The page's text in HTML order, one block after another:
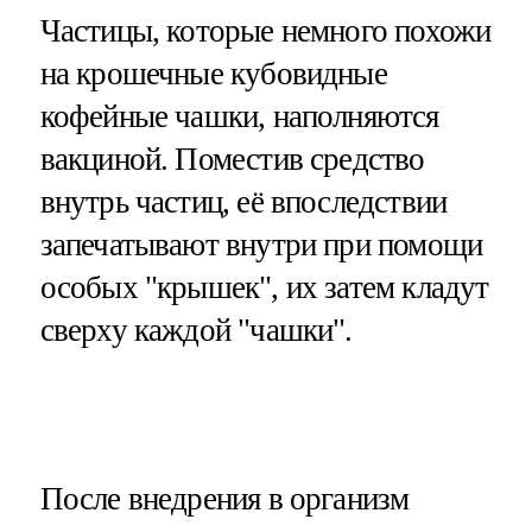
Частицы, которые немного похожи
на крошечные кубовидные
кофейные чашки, наполняются
вакциной. Поместив средство
внутрь частиц, её впоследствии
запечатывают внутри при помощи
особых "крышек", их затем кладут
сверху каждой "чашки".
После внедрения в организм